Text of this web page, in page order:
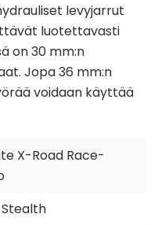
levyjarrut
luotettavasti
on 30 mm:n
Jopa 36 mm:n
voidaan käyttää
X-Road Race-